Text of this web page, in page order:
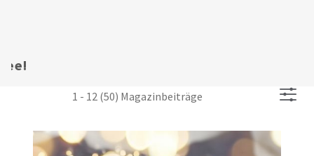
Stoßdämpfer nicht mehr funktionieren